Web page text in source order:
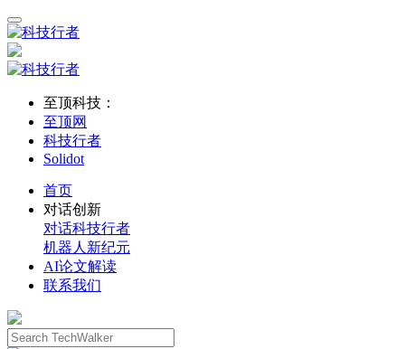
至顶科技：
至顶网
科技行者
Solidot
首页
对话创新
对话科技行者
机器人新纪元
AI论文解读
联系我们